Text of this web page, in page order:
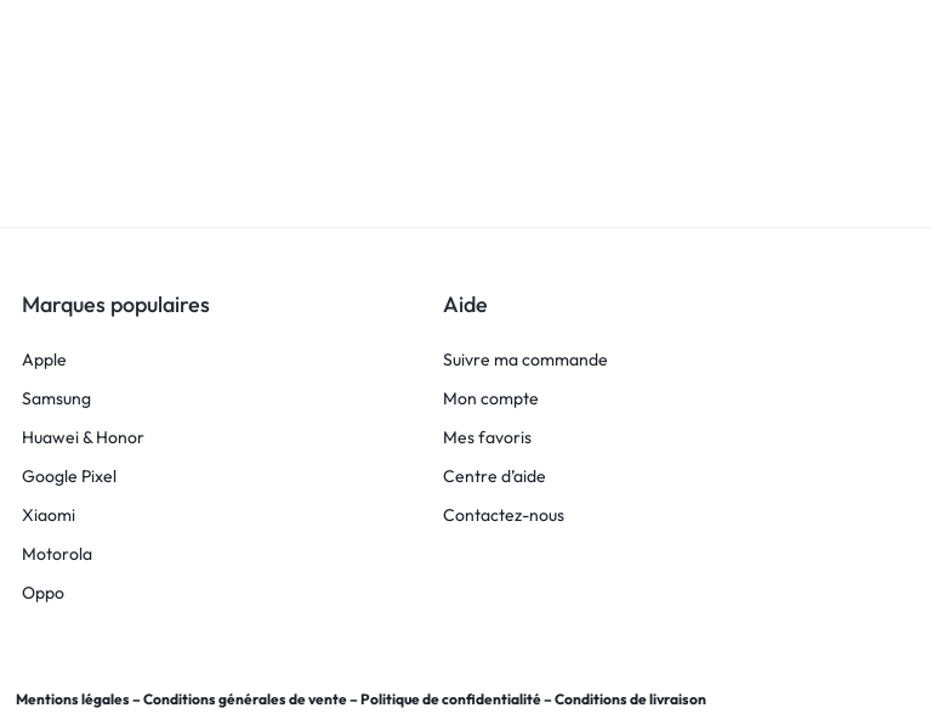
Marques populaires
Apple
Samsung
Huawei & Honor
Google Pixel
Xiaomi
Motorola
Oppo
Aide
Suivre ma commande
Mon compte
Mes favoris
Centre d’aide
Contactez-nous
Mentions légales –Conditions générales de vente–Politique de confidentialité–Conditions de livraison